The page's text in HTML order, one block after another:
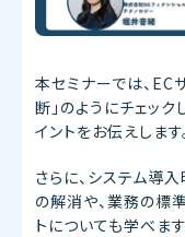
本セミナーでは、EC
断」のようにチェッ
イントをお伝えします
さらに、システム導
の解消や、業務の標
トについても学べます